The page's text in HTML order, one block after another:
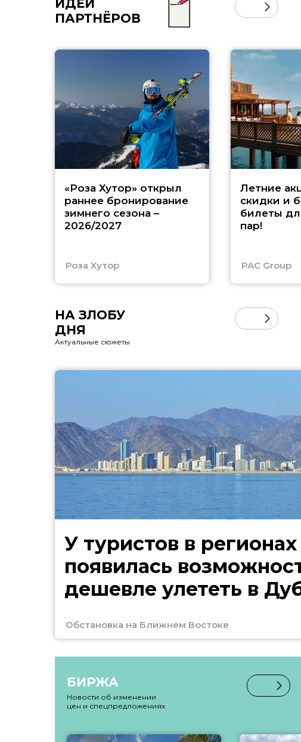
ИДЕИ
ПАРТНЁРОВ
«Роза Хутор» открыл
раннее бронирование
зимнего сезона –
2026/2027
Роза Хутор
Летние
скидки и
билеты
пар!
PAC Group
НА ЗЛОБУ
ДНЯ
Актуальные сюжеты
У туристов в регионах
появилась
дешевле улететь в
Обстановка на Ближнем Востоке
БИРЖА
Новости об изменении
цен и спецпредложениях